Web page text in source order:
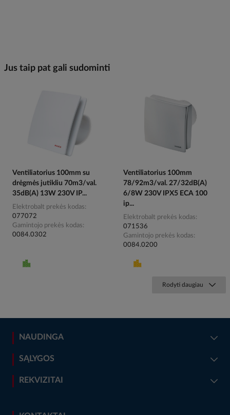
Jus taip pat gali sudominti
Ventiliatorius 100mm su
drėgmės jutikliu 70m3/val.
35dB(A) 13W 230V IP...
Elektrobalt prekės kodas
077072
Gamintojo prekės kodas
0084.0302
Ventiliatorius 100mm
78/92m3/val. 27/32dB(A)
6/8W 230V IPX5 ECA 100
ip...
Elektrobalt prekės kodas
071536
Gamintojo prekės kodas
0084.0200
Rodyti daugiau
NAUDINGA
SĄLYGOS
REKVIZITAI